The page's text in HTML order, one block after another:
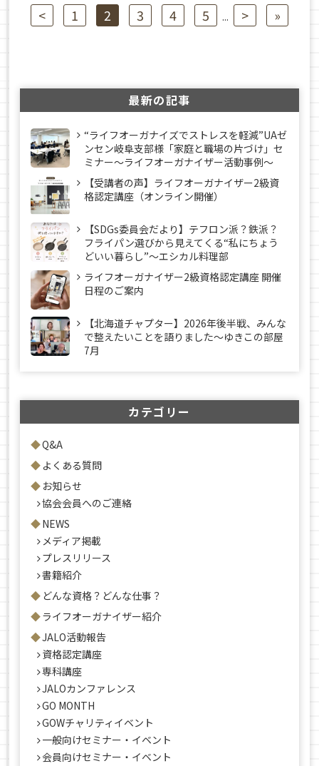
< 1 2 3 4 5 ... > »
最新の記事
“ライフオーガナイズでストレスを軽減”UAゼ
ンセン岐阜支部様「家庭と職場の片づけ」セ
ミナー～ライフオーガナイザー活動事例〜
【受講者の声】ライフオーガナイザー2級資
格認定講座（オンライン開催）
【SDGs委員会だより】テフロン派？鉄派？
フライパン選びから見えてくる“私にちょう
どいい暮らし”～エシカル料理部
ライフオーガナイザー2級資格認定講座 開催
日程のご案内
【北海道チャプター】2026年後半戦、みんな
で整えたいことを語りました～ゆきこの部屋
7月
カテゴリー
Q&A
よくある質問
お知らせ
協会会員へのご連絡
NEWS
メディア掲載
プレスリリース
書籍紹介
どんな資格？どんな仕事？
ライフオーガナイザー紹介
JALO活動報告
資格認定講座
専科講座
JALOカンファレンス
GO MONTH
GOWチャリティイベント
一般向けセミナー・イベント
会員向けセミナー・イベント